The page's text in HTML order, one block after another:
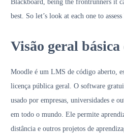
Blackboard, being the frontrunners it
best. So let’s look at each one to
Visão geral
Moodle é um LMS de código aberto,
licença pública geral. O software
usado por empresas, universidades e
em todo o mundo. Ele permite
distância e outros projetos de